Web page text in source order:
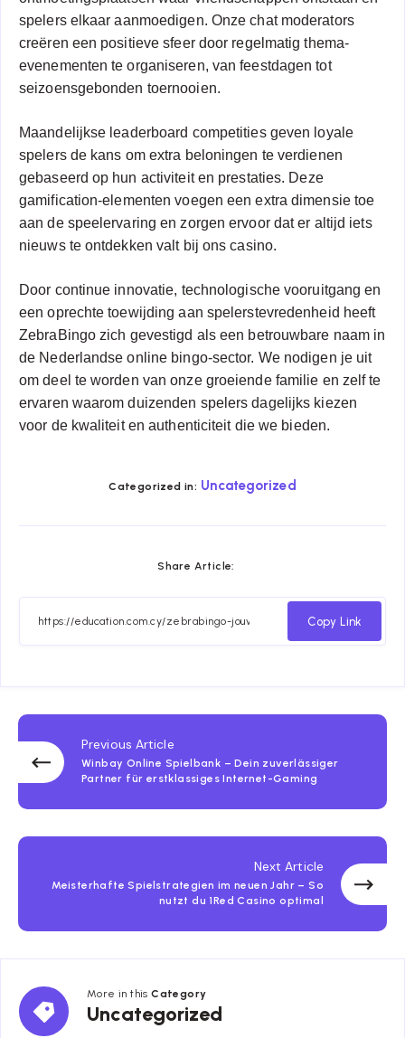
spelers elkaar aanmoedigen. Onze chat moderators
creëren een positieve sfeer door regelmatig thema-
evenementen te organiseren, van feestdagen tot
seizoensgebonden toernooien.
Maandelijkse leaderboard competities geven loyale
spelers de kans om extra beloningen te verdienen
gebaseerd op hun activiteit en prestaties. Deze
gamification-elementen voegen een extra dimensie toe
aan de speelervaring en zorgen ervoor dat er altijd iets
nieuws te ontdekken valt bij ons casino.
Door continue innovatie, technologische vooruitgang en
een oprechte toewijding aan spelerstevredenheid heeft
ZebraBingo zich gevestigd als een betrouwbare naam in
de Nederlandse online bingo-sector. We nodigen je uit
om deel te worden van onze groeiende familie en zelf te
ervaren waarom duizenden spelers dagelijks kiezen
voor de kwaliteit en authenticiteit die we bieden.
Categorized in: Uncategorized
Share Article:
Copy Link
Previous Article
Winbay Online Spielbank – Dein zuverlässiger
Partner für erstklassiges Internet-Gaming
Next Article
Meisterhafte Spielstrategien im neuen Jahr – So
nutzt du 1Red Casino optimal
More in thisCategory
Uncategorized